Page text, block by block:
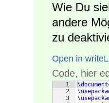
Wie Du
andere
zu
Open in
Code, hier
1
2
3